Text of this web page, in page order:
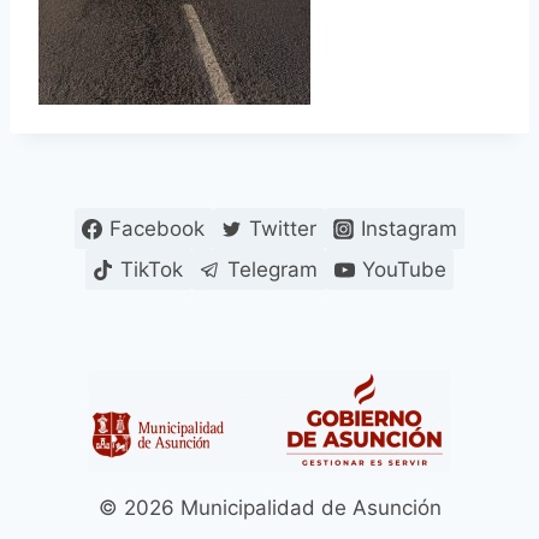
Facebook Twitter
Instagram
TikTok
Telegram YouTube
© 2026 Municipalidad de Asunción